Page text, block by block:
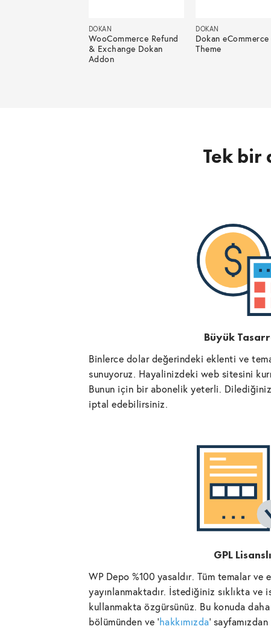
DOKAN
WooCommerce Refund
& Exchange Dokan
Addon
DOKAN
Dokan eCommerce
Theme
Tek
Büyük
Binlerce dolar değerindeki eklenti ve
sunuyoruz. Hayalinizdeki web sitesini
Bunun için bir abonelik yeterli.
iptal edebilirsiniz.
GPL Lisanslı
WP Depo %100 yasaldır. Tüm temalar ve
yayınlanmaktadır. İstediğiniz sıklıkta
kullanmakta özgürsünüz. Bu konuda
bölümünden ve 'hakkımızda'